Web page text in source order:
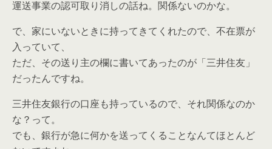
運送事業の認可取り消しの話ね。関係ないのかな。
で、家にいないときに持ってきてくれたので、不在票が
入っていて、
ただ、その送り主の欄に書いてあったのが「三井住友」
だったんですね。
三井住友銀行の口座も持っているので、それ関係なのか
な？って。
でも、銀行が急に何かを送ってくることなんてほとんど